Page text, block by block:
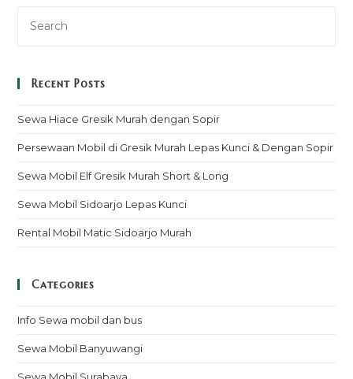
Recent Posts
Sewa Hiace Gresik Murah dengan Sopir
Persewaan Mobil di Gresik Murah Lepas Kunci & Dengan Sopir
Sewa Mobil Elf Gresik Murah Short & Long
Sewa Mobil Sidoarjo Lepas Kunci
Rental Mobil Matic Sidoarjo Murah
Categories
Info Sewa mobil dan bus
Sewa Mobil Banyuwangi